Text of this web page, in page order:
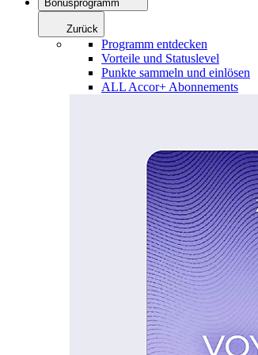
Bonusprogramm
Zurück
Programm entdecken
Vorteile und Statuslevel
Punkte sammeln und einlösen
ALL Accor+ Abonnements